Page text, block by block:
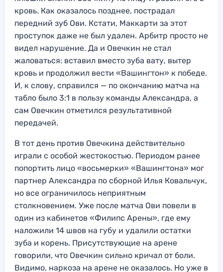
кровь. Как оказалось позднее, пострадал
передний зуб Ови. Кстати, Маккарти за этот
проступок даже не был удален. Арбитр просто не
видел нарушение. Да и Овечкин не стал
жаловаться: вставил вместо зуба вату, вытер
кровь и продолжил вести «Вашингтон» к победе.
И, к слову, справился — по окончанию матча на
табло было 3:1 в пользу команды Александра, а
сам Овечкин отметился результативной
передачей.
В тот день против Овечкина действительно
играли с особой жестокостью. Периодом ранее
попортить лицо «восьмерки» «Вашингтона» мог
партнер Александра по сборной Илья Ковальчук,
но все ограничилось неприятным
столкновением. Уже после матча Ови повели в
один из кабинетов «Филипс Арены», где ему
наложили 14 швов на губу и удалили остатки
зуба и корень. Присутствующие на арене
говорили, что Овечкин сильно кричал от боли.
Видимо, наркоза на арене не оказалось. Но уже в